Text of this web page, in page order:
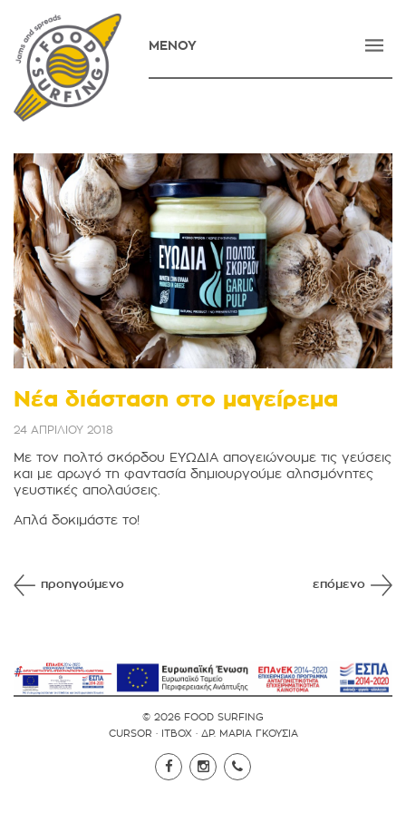
ΜΕΝΟΥ
ΑΡΧΙΚΗ
ΠΡΟΪΟΝΤΑ
ΝΕΑ
ΕΠΙΚΟΙΝΩΝΙΑ
E-SHOP
ENGLISH
Νέα διάσταση στο μαγείρεμα
24 ΑΠΡΙΛΙΟΥ 2018
Με τον πολτό σκόρδου ΕΥΩΔΙΑ απογειώνουμε τις γεύσεις
και με αρωγό τη φαντασία δημιουργούμε αλησμόνητες
γευστικές απολαύσεις.
Απλά δοκιμάστε το!
προηγούμενο επόμενο
© 2026 FOOD SURFING
CURSOR · ITBOX· ΔΡ. ΜΑΡΙΑ ΓΚΟΥΣΙΑ